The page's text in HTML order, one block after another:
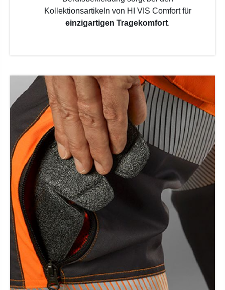
Kollektionsartikeln von HI VIS Comfort für
einzigartigen Tragekomfort.